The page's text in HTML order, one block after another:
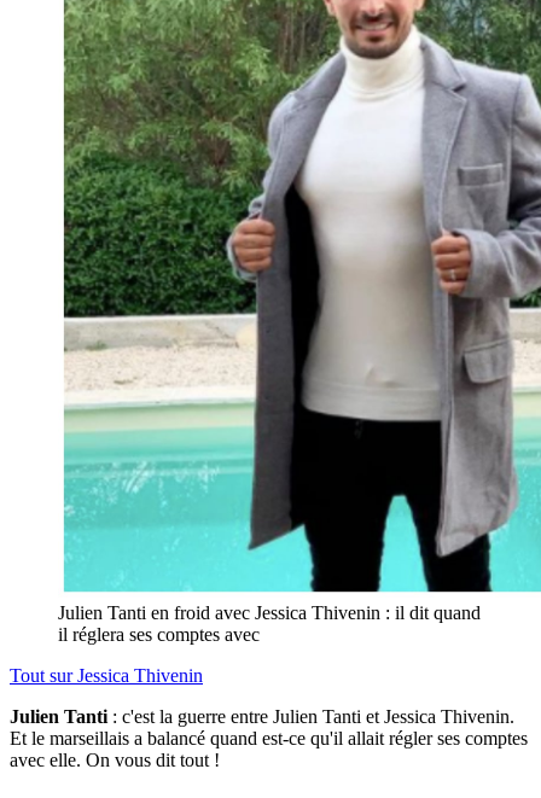
Julien Tanti en froid avec Jessica Thivenin : il dit quand
il réglera ses comptes avec
Tout surJessica Thivenin
Julien Tanti : c'est la guerre entre Julien Tanti et Jessica Thivenin.
Et le marseillais a balancé quand est-ce qu'il allait régler ses comptes
avec elle. On vous dit tout !